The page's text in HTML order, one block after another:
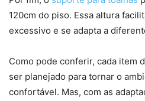
120cm do piso. Essa altura
excessivo e se adapta a
Como pode conferir, cada item
ser planejado para tornar o
confortável. Mas, com as